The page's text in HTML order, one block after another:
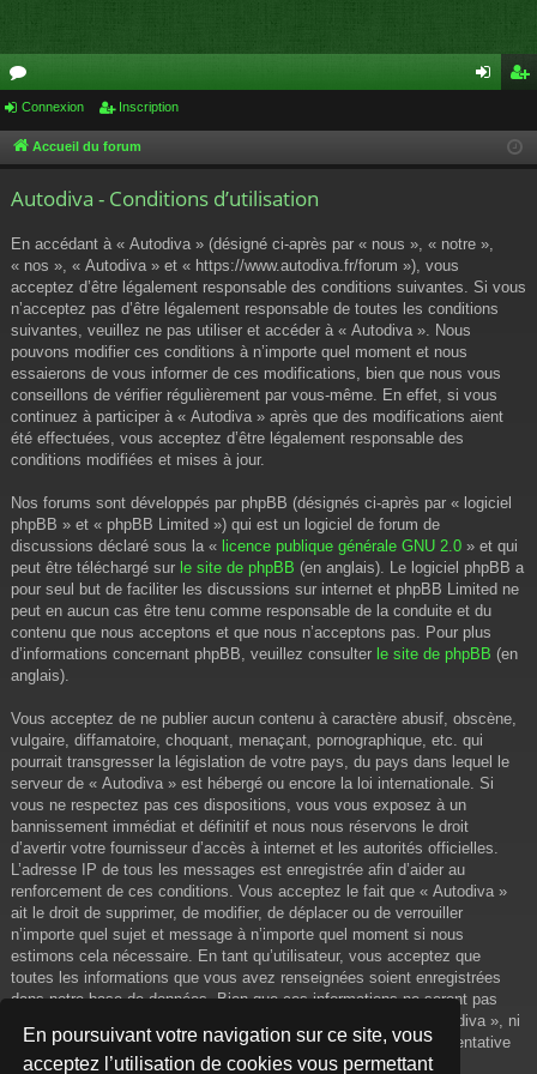
En poursuivant votre navigation sur ce site, vous
acceptez l’utilisation de cookies vous permettant
or
u cri
Connexion Inscription
Accueil du forum
Autodiva - Conditions d’utilisation
En accédant à « Autodiva » (désigné ci-après par « nous », « notre »,
« nos », « Autodiva » et « https://www.autodiva.fr/forum »), vous
acceptez d’être légalement responsable des conditions suivantes. Si vous
n’acceptez pas d’être légalement responsable de toutes les conditions
suivantes, veuillez ne pas utiliser et accéder à « Autodiva ». Nous
pouvons modifier ces conditions à n’importe quel moment et nous
essaierons de vous informer de ces modifications, bien que nous vous
conseillons de vérifier régulièrement par vous-même. En effet, si vous
continuez à participer à « Autodiva » après que des modifications aient
été effectuées, vous acceptez d’être légalement responsable des
conditions modifiées et mises à jour.
Nos forums sont développés par phpBB (désignés ci-après par « logiciel
phpBB » et « phpBB Limited ») qui est un logiciel de forum de
discussions déclaré sous la « licence publique générale GNU 2.0 » et qui
peut être téléchargé sur le site de phpBB (en anglais). Le logiciel phpBB a
pour seul but de faciliter les discussions sur internet et phpBB Limited ne
peut en aucun cas être tenu comme responsable de la conduite et du
contenu que nous acceptons et que nous n’acceptons pas. Pour plus
d’informations concernant phpBB, veuillez consulter le site de phpBB (en
anglais).
Vous acceptez de ne publier aucun contenu à caractère abusif, obscène,
vulgaire, diffamatoire, choquant, menaçant, pornographique, etc. qui
pourrait transgresser la législation de votre pays, du pays dans lequel le
serveur de « Autodiva » est hébergé ou encore la loi internationale. Si
vous ne respectez pas ces dispositions, vous vous exposez à un
bannissement immédiat et définitif et nous nous réservons le droit
d’avertir votre fournisseur d’accès à internet et les autorités officielles.
L’adresse IP de tous les messages est enregistrée afin d’aider au
renforcement de ces conditions. Vous acceptez le fait que « Autodiva »
ait le droit de supprimer, de modifier, de déplacer ou de verrouiller
n’importe quel sujet et message à n’importe quel moment si nous
estimons cela nécessaire. En tant qu’utilisateur, vous acceptez que
toutes les informations que vous avez renseignées soient enregistrées
dans notre base de données. Bien que ces informations ne seront pas
diffusées à une tierce partie sans votre consentement, ni « Autodiva », ni
phpBB, ne pourront être tenus comme responsables en cas de tentative
de piratage informatique visant à compromettre vos données.